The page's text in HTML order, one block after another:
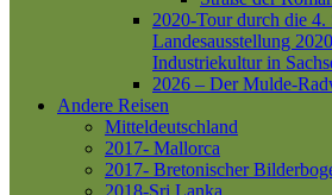
2020-Tour durch die 4.
Landesausstellung
Industriekultur in
2026 – Der Mulde-
Andere Reisen
Mitteldeutschland
2017- Mallorca
2017- Bretonischer
2018-Sri Lanka